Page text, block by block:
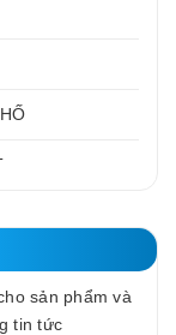
sản phẩm và
tin tức